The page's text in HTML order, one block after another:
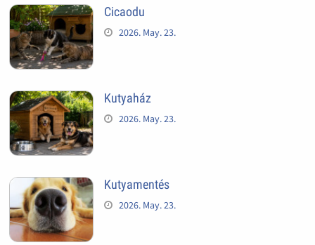
Cicaodu
2026. May. 23.
Kutyaház
2026. May. 23.
Kutyamentés
2026. May. 23.